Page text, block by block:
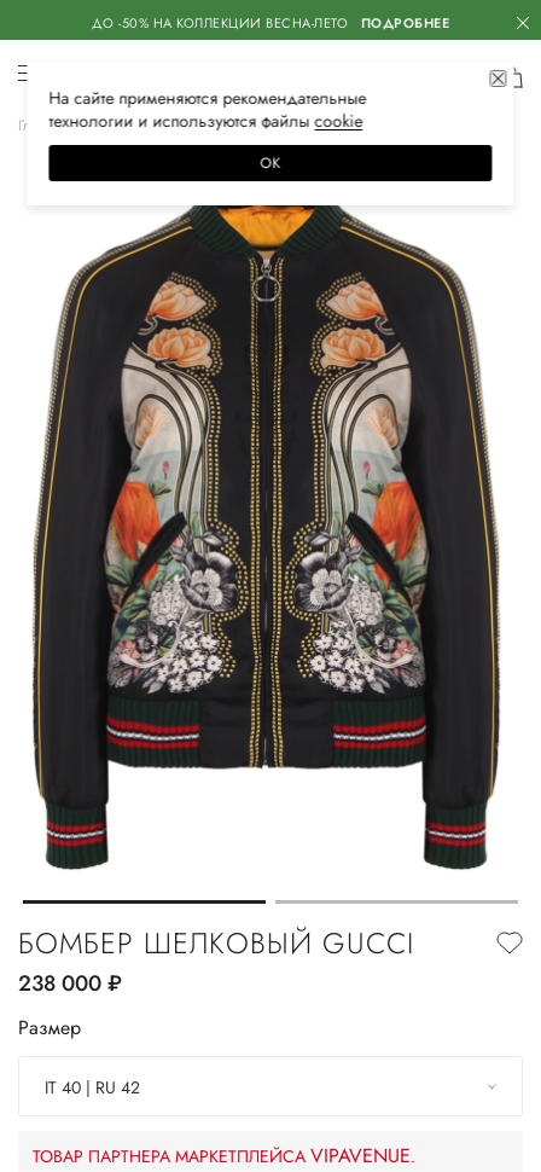
ДО -50% НА КОЛЛЕКЦИИ ВЕСНА-ЛЕТО ПОДРОБНЕЕ
Главная Женская Одежда Верхняя одежда Бомберы
БОМБЕР ШЕЛКОВЫЙ GUCCI
238 000руб.
Размер
IT 40 | RU 42
ТОВАР ПАРТНЕРА МАРКЕТПЛЕЙСА VIPAVENUE.
На сайте применяются рекомендательные
технологии и используются файлысооkiе
ОК